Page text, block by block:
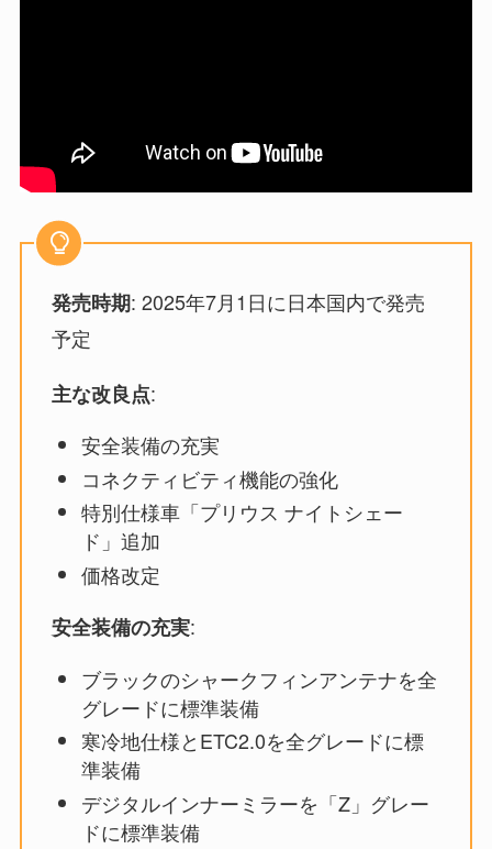
発売時期: 2025年7月1日に日本国内で発売
予定
主な改良点:
安全装備の充実
コネクティビティ機能の強化
特別仕様車「プリウス ナイトシェー
ド」追加
価格改定
安全装備の充実:
ブラックのシャークフィンアンテナを全
グレードに標準装備
寒冷地仕様とETC2.0を全グレードに標
準装備
デジタルインナーミラーを「Z」グレー
ドに標準装備